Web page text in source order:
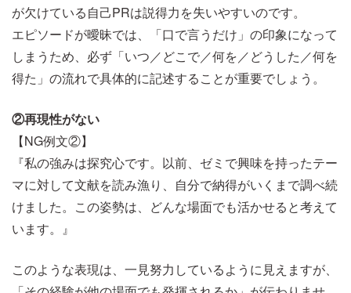
が欠けている自己PRは説得力を失いやすいのです。
エピソードが曖昧では、「口で言うだけ」の印象になって
しまうため、必ず「いつ／どこで／何を／どうした／何を
得た」の流れで具体的に記述することが重要でしょう。
②再現性がない
【NG例文②】
『私の強みは探究心です。以前、ゼミで興味を持ったテー
マに対して文献を読み漁り、自分で納得がいくまで調べ続
けました。この姿勢は、どんな場面でも活かせると考えて
います。』
このような表現は、一見努力しているように見えますが、